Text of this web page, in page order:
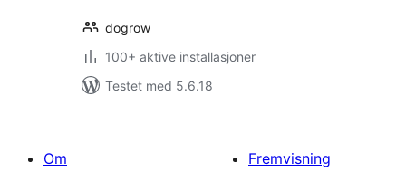
dogrow
100+ aktive installasjoner
Testet med 5.6.18
Om
Fremvisning